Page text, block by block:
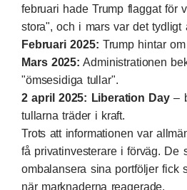
februari hade Trump flaggat för
stora", och i mars var det tydligt
Februari 2025: Trump hintar
Mars 2025: Administrationen
"ömsesidiga tullar".
2 april 2025: Liberation Day–
tullarna träder i kraft.
Trots att informationen var
få privatinvesterare i förväg. De
ombalansera sina portföljer fick
när marknaderna reagerade.